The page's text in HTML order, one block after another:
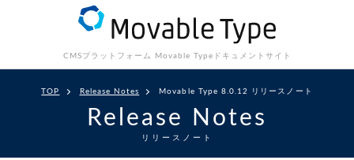
CMSプラットフォーム Movable Type ドキュメントサイト
TOP Release Notes Movable Type 8.0.12 リリースノート
Release Notes
リリースノート